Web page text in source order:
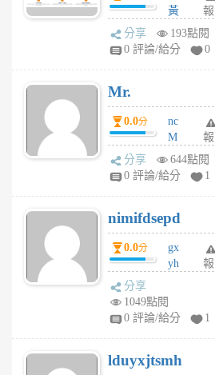
間貸款比較平台
體驗
黃
蜂
1
報
分享
193點閱
0 評論/給分
0
Mr.
0.0分
nc
M
U
F
U
5
個
月
報
分享
644點閱
0 評論/給分
1
nimifdsepd
0.0分
gx
yh
jl
月
報
分享
1049點閱
0 評論/給分
1
lduyxjtsmh